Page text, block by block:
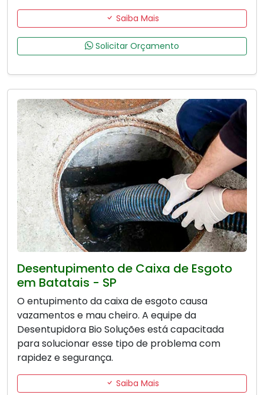
Saiba Mais
Solicitar Orçamento
Desentupimento de Caixa de Esgoto
em Batatais - SP
O entupimento da caixa de esgoto causa
vazamentos e mau cheiro. A equipe da
Desentupidora Bio Soluções está capacitada
para solucionar esse tipo de problema com
rapidez e segurança.
Saiba Mais